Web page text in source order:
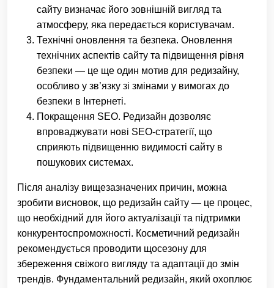
сайту визначає його зовнішній вигляд та
атмосферу, яка передається користувачам.
Технічні оновлення та безпека. Оновлення
технічних аспектів сайту та підвищення рівня
безпеки — це ще один мотив для редизайну,
особливо у зв’язку зі змінами у вимогах до
безпеки в Інтернеті.
Покращення SEO. Редизайн дозволяє
впроваджувати нові SEO-стратегії, що
сприяють підвищенню видимості сайту в
пошукових системах.
Після аналізу вищезазначених причин, можна
зробити висновок, що редизайн сайту — це процес,
що необхідний для його актуалізації та підтримки
конкурентоспроможності. Косметичний редизайн
рекомендується проводити щосезону для
збереження свіжого вигляду та адаптації до змін
трендів. Фундаментальний редизайн, який охоплює